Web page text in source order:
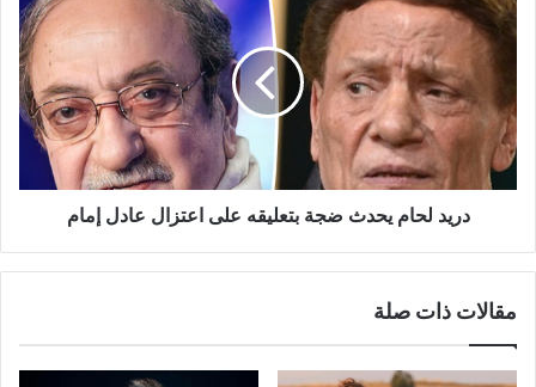
لحام
يحدث
على
اعتزال
عادل
إمام
دريد لحام يحدث ضجة بتعليقه على اعتزال عادل إمام
مقالات ذات صلة